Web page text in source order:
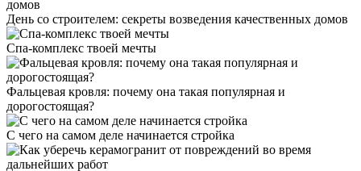
День со строителем: секреты возведения качественных домов
Спа-комплекс твоей мечты
Фальцевая кровля: почему она такая популярная и
дорогостоящая?
С чего на самом деле начинается стройка